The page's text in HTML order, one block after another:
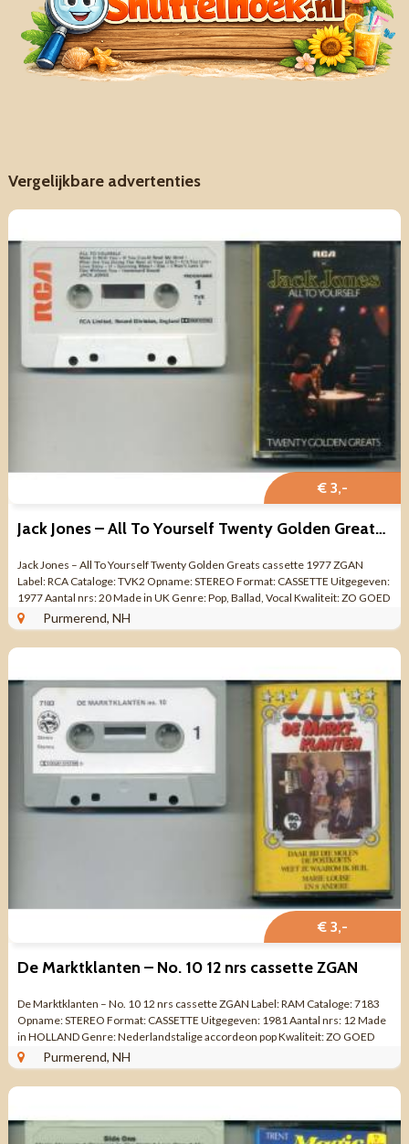
Vergelijkbare advertenties
€ 3,-
Jack Jones – All To Yourself Twenty Golden Greats cassette
Jack Jones – All To Yourself Twenty Golden Greats cassette 1977 ZGAN
Label: RCA Cataloge: TVK2 Opname: STEREO Format: CASSETTE Uitgegeven:
1977 Aantal nrs: 20 Made in UK Genre: Pop, Ballad, Vocal Kwaliteit: ZO GOED
ALS ...Purmerend, NH
€ 3,-
De Marktklanten – No. 10 12 nrs cassette ZGAN
De Marktklanten – No. 10 12 nrs cassette ZGAN Label: RAM Cataloge: 7183
Opname: STEREO Format: CASSETTE Uitgegeven: 1981 Aantal nrs: 12 Made
in HOLLAND Genre: Nederlandstalige accordeon pop Kwaliteit: ZO GOED
ALS NIEUW ...
Purmerend, NH